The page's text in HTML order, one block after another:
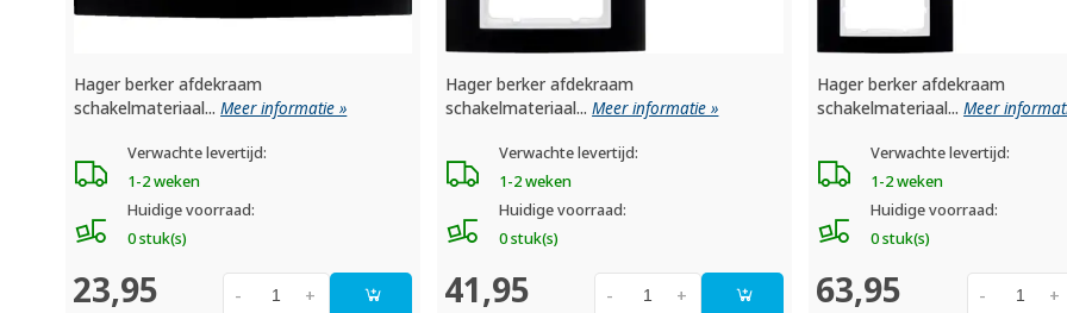
Hager berker afdekraam
schakelmateriaal...Meer informatie »
Verwachte levertijd:
1-2 weken
Huidige voorraad:
0 stuk(s)
23,95 +
-
Hager berker afdekraam
schakelmateriaal...Meer informatie »
Verwachte levertijd:
1-2 weken
Huidige voorraad:
0 stuk(s)
41,95 +
-
Hager berker afdekraam
schakelmateriaal...Meer
Verwachte levertijd:
1-2 weken
Huidige voorraad:
0 stuk(s)
63,95 +
-